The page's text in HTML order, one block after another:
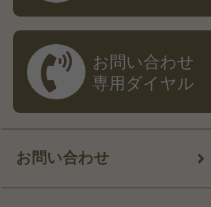
お問い合わせ
専用ダイヤル
お問い合わせ